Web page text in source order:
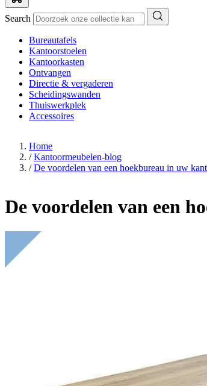
Search
Bureautafels
Kantoorstoelen
Kantoorkasten
Ontvangen
Directie & vergaderen
Scheidingswanden
Thuiswerkplek
Accessoires
Home
/ Kantoormeubelen-blog
/ De voordelen van een hoekbureau in uw
De voordelen van een